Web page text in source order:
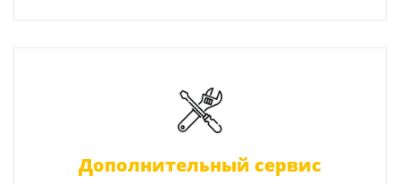
Дополнительный сервис